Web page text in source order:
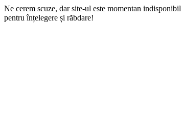
Ne cerem scuze, dar site-ul este momentan
pentru înțelegere și răbdare!